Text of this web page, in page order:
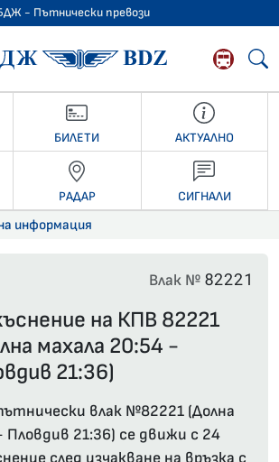
- Пътнически превози
БДЖ -
БИЛЕТИ АКТУАЛНО
РАДАР СИГНАЛИ
информация
Влак № 82221
на КПВ 82221
махала 20:54 -
21:36)
влак №82221 (Долна
Пловдив 21:36) се движи с 24